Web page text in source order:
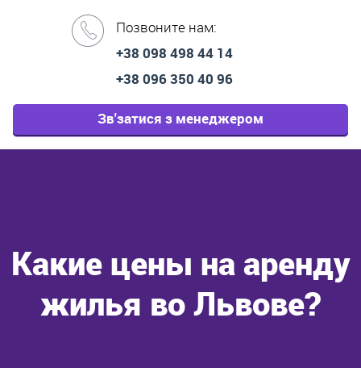
Позвоните нам:
+38 098 498 44 14
+38 096 350 40 96
Зв'затися з менеджером
Какие цены на аренду
жилья во Львове?